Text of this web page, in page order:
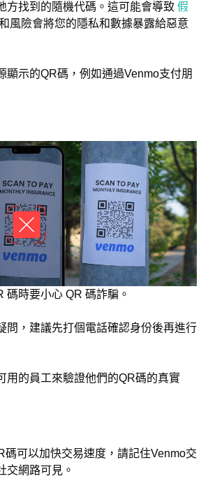
方找到的隨機代碼。這可能會導致 假
風險會將您的隱私和數據暴露給惡意
顯示的QR碼，例如通過Venmo支付朋
碼時要小心 QR 碼詐騙。
問，建議先打個電話確認身份後再進行
用的員工來驗證他們的QR碼的真實
碼可以加快交易速度，請記住Venmo交
交網路可見。